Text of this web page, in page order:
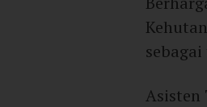
Asisten